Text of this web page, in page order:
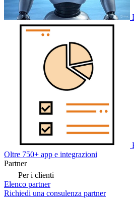
Oltre 750+ app e integrazioni
Partner
Per i clienti
Elenco partner
Richiedi una consulenza partner